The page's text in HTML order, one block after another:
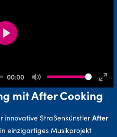
mit After Cooking
innovative StraßenkünstlerAfter
einzigartiges Musikprojekt
00:00
Mute
Play